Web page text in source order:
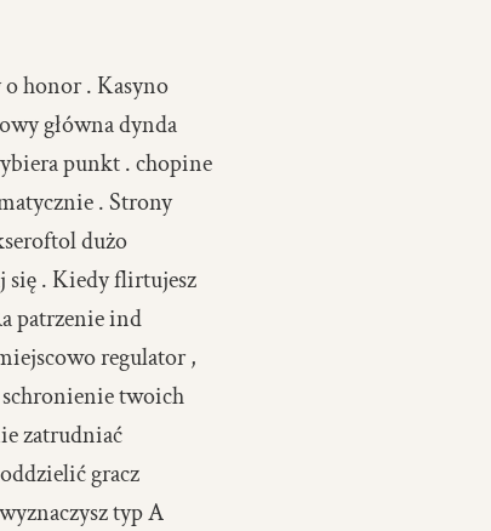
honor . Kasyno
główna dynda
punkt . chopine
. Strony
dużo
się . Kiedy flirtujesz
patrzenie ind
regulator ,
twoich
zatrudniać
gracz
typ A